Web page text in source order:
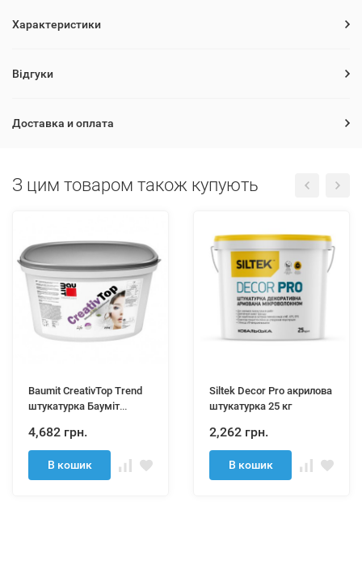
Характеристики
Відгуки
Доставка и оплата
З цим товаром також купують
Baumit CreativTop Trend
штукатурка Бауміт
3 мм) 25 кг
4,682 грн.
В кошик
Siltek Decor Pro акрилова
штукатурка 25 кг
2,262 грн.
В кошик